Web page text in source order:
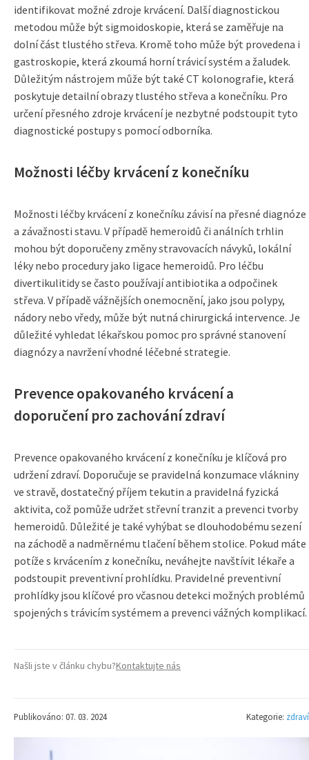
identifikovat možné zdroje krvácení. Další diagnostickou
metodou může být sigmoidoskopie, která se zaměřuje na
dolní část tlustého střeva. Kromě toho může být provedena i
gastroskopie, která zkoumá horní trávicí systém a žaludek.
Důležitým nástrojem může být také CT kolonografie, která
poskytuje detailní obrazy tlustého střeva a konečníku. Pro
určení přesného zdroje krvácení je nezbytné podstoupit tyto
diagnostické postupy s pomocí odborníka.
Možnosti léčby krvácení z konečníku
Možnosti léčby krvácení z konečníku závisí na přesné diagnóze
a závažnosti stavu. V případě hemeroidů či análních trhlin
mohou být doporučeny změny stravovacích návyků, lokální
léky nebo procedury jako ligace hemeroidů. Pro léčbu
divertikulitidy se často používají antibiotika a odpočinek
střeva. V případě vážnějších onemocnění, jako jsou polypy,
nádory nebo vředy, může být nutná chirurgická intervence. Je
důležité vyhledat lékařskou pomoc pro správné stanovení
diagnózy a navržení vhodné léčebné strategie.
Prevence opakovaného krvácení a
doporučení pro zachování zdraví
Prevence opakovaného krvácení z konečníku je klíčová pro
udržení zdraví. Doporučuje se pravidelná konzumace vlákniny
ve stravě, dostatečný příjem tekutin a pravidelná fyzická
aktivita, což pomůže udržet střevní tranzit a prevenci tvorby
hemeroidů. Důležité je také vyhýbat se dlouhodobému sezení
na záchodě a nadměrnému tlačení během stolice. Pokud máte
potíže s krvácením z konečníku, neváhejte navštívit lékaře a
podstoupit preventivní prohlídku. Pravidelné preventivní
prohlídky jsou klíčové pro včasnou detekci možných problémů
spojených s trávicím systémem a prevenci vážných komplikací.
Našli jste v článku chybu?Kontaktujte nás
Publikováno: 07. 03. 2024 Kategorie: zdraví